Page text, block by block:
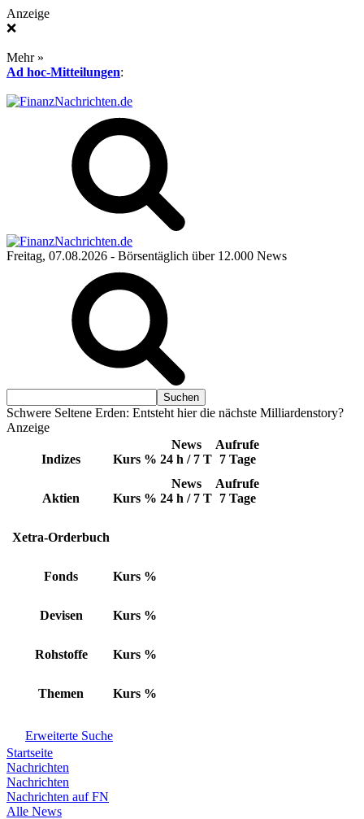
Anzeige
❌
Mehr »
Ad hoc-Mitteilungen:
Freitag, 07.08.2026 - Börsentäglich über 12.000 News
Schwere Seltene Erden: Entsteht hier die nächste Milliardenstory?
Anzeige
Indizes Kurs %
News
24 h / 7 T
Aufrufe
7 Tage
Aktien Kurs %
News
24 h / 7 T
Aufrufe
7 Tage
Xetra-Orderbuch
Fonds Kurs %
Devisen Kurs %
Rohstoffe Kurs %
Themen Kurs %
Erweiterte Suche
Startseite
Nachrichten
Nachrichten
Nachrichten auf FN
Alle News